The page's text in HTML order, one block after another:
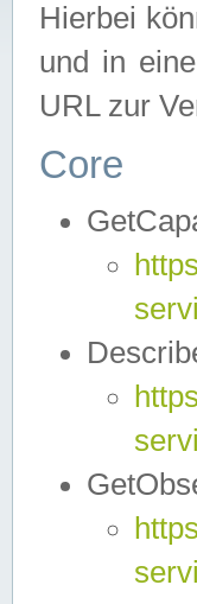
Hierbei
und in
URL zur
Core